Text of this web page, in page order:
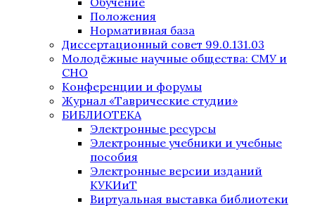
Положения
Нормативная база
Диссертационный совет 99.0.131.03
Молодёжные научные общества: СМУ и
СНО
Конференции и форумы
Журнал «Таврические студии»
БИБЛИОТЕКА
Электронные ресурсы
Электронные учебники и учебные
пособия
Электронные версии изданий
КУКИиТ
Виртуальная выставка библиотеки